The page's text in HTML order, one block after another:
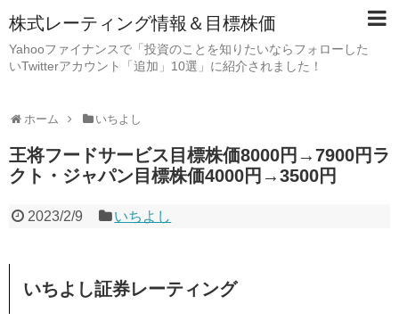
株式レーティング情報＆目標株価
Yahooファイナンスで「投資のことを知りたいならフォローした
いTwitterアカウント「追加」10選」に紹介されました！
ホーム いちよし
王将フードサービス目標株価8000円→7900円ラ
クト・ジャパン目標株価4000円→3500円
2023/2/9 いちよし
いちよし証券レーティング